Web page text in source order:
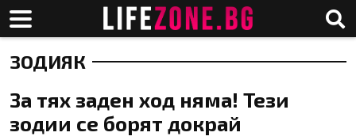
ЗОДИЯК
За тях заден ход няма! Тези
зодии се борят докрай